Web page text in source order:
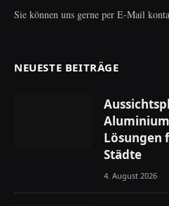
Sie können uns gerne per E-Mail
NEUESTE BEITRÄGE
Lösungen
Städte
4. August 2026